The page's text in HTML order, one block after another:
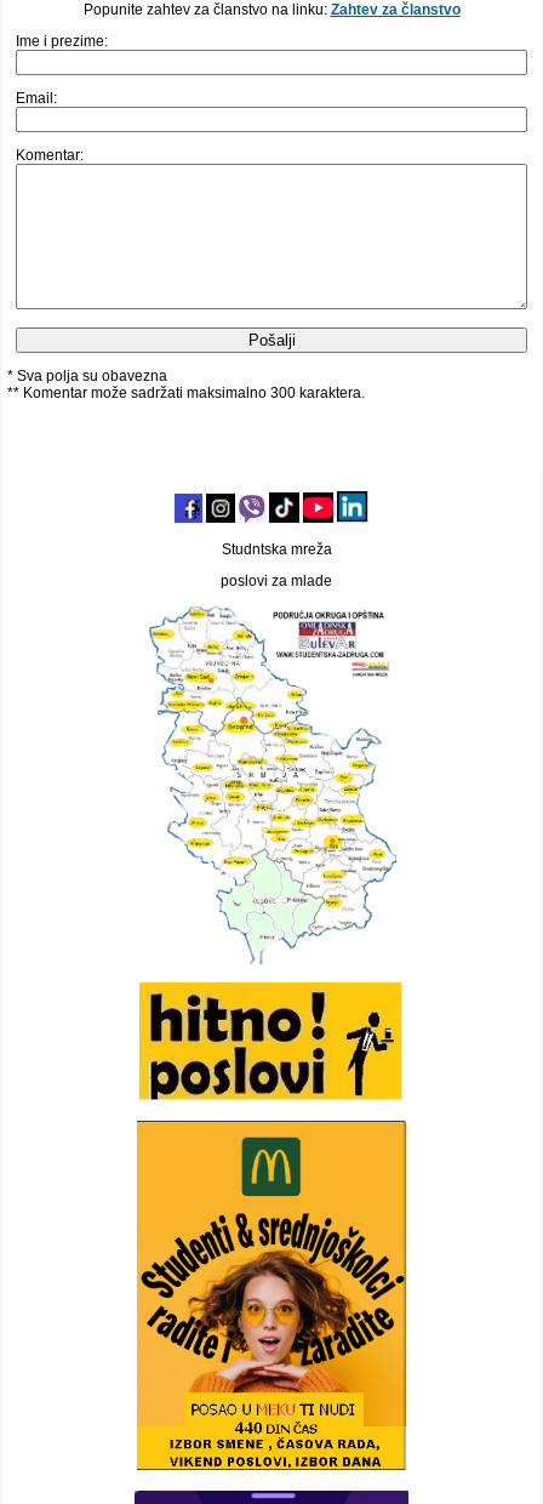
Studntska mreža
poslovi za mlade
Popunite zahtev za članstvo na linku: Zahtev za članstvo
Ime i prezime:
Email:
Komentar:
* Sva polja su obavezna
** Komentar može sadržati maksimalno 300 karaktera.